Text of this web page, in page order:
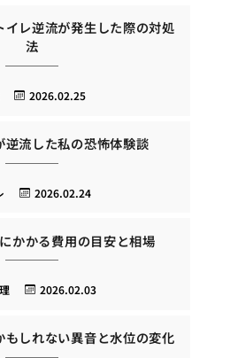
レ逆流が発生した際の対処
法
2026.02.25
逆流した私の恐怖体験談
2026.02.24
かかる費用の目安と相場
2026.02.03
もしれない異音と水位の変化